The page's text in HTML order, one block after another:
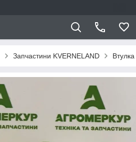
Запчастини KVERNELAND